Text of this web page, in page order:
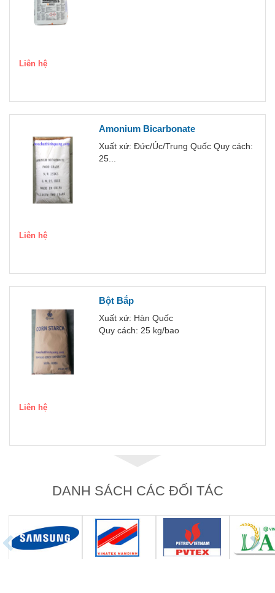
Liên hệ
Amonium Bicarbonate
Xuất xứ: Đức/Úc/Trung Quốc Quy cách:
25...
Liên hệ
Bột Bắp
Xuất xứ: Hàn Quốc
Quy cách: 25 kg/bao
Liên hệ
DANH SÁCH CÁC ĐỐI TÁC